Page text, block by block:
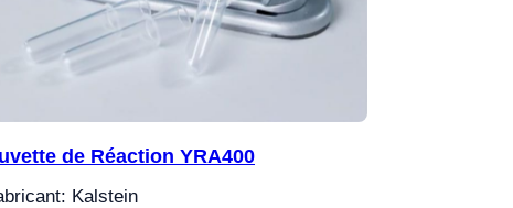
de Réaction YRA400
Kalstein